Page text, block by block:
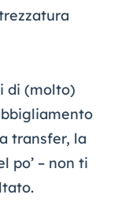
di (molto)
transfer, la
po’ – non ti